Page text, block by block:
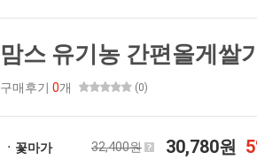
맘스 유기농 간편올게쌀
구매후기 0개 (0)
ㆍ꽃마가 32,400원 30,780원